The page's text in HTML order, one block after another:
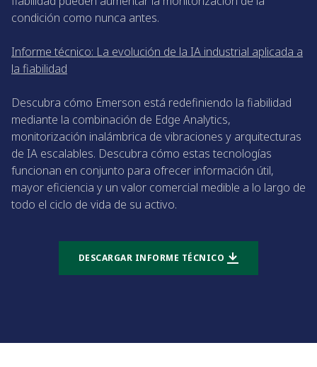
condición como nunca antes.
Informe técnico: La evolución de la IA industrial aplicada a
la fiabilidad
Descubra cómo Emerson está redefiniendo la fiabilidad
mediante la combinación de Edge Analytics,
monitorización inalámbrica de vibraciones y arquitecturas
de IA escalables. Descubra cómo estas tecnologías
funcionan en conjunto para ofrecer información útil,
mayor eficiencia y un valor comercial medible a lo largo de
todo el ciclo de vida de su activo.
DESCARGAR INFORME TÉCNICO